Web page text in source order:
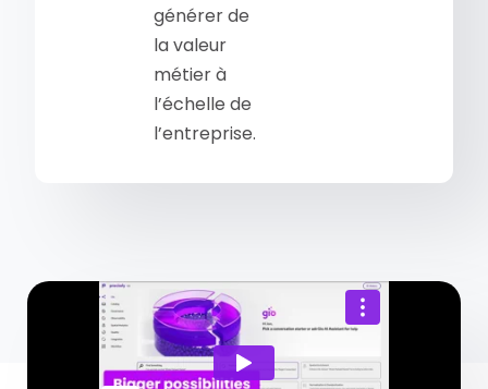
générer de
la valeur
métier à
l’échelle de
l’entreprise.